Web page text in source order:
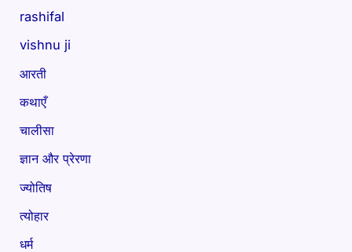
rashifal
vishnu ji
आरती
कथाएँ
चालीसा
ज्ञान और प्रेरणा
ज्योतिष
त्योहार
धर्म